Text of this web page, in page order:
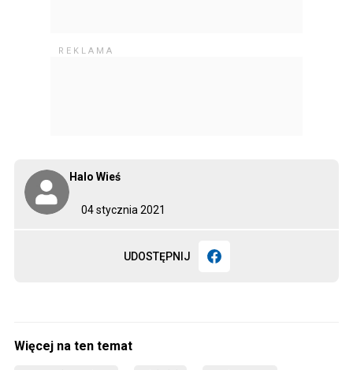
04 stycznia 2021
Halo Wieś
UDOSTĘPNIJ